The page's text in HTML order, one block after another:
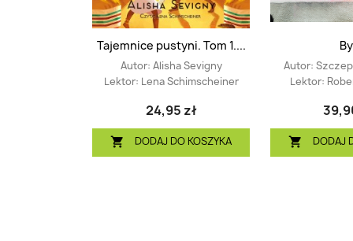
Tajemnice pustyni. Tom 1....
Autor: Alisha Sevigny
Lektor: Lena Schimscheiner
24,95 zł
 DODAJ DO KOSZYKA
Autor:
Lektor:
 DODAJ